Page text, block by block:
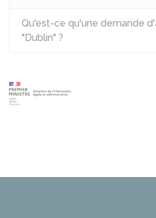
Qu'est-ce qu'une demande
"Dublin" ?